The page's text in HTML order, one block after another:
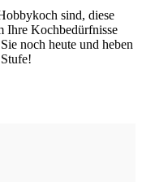
sind, diese
Ihre Kochbedürfnisse
noch heute und heben